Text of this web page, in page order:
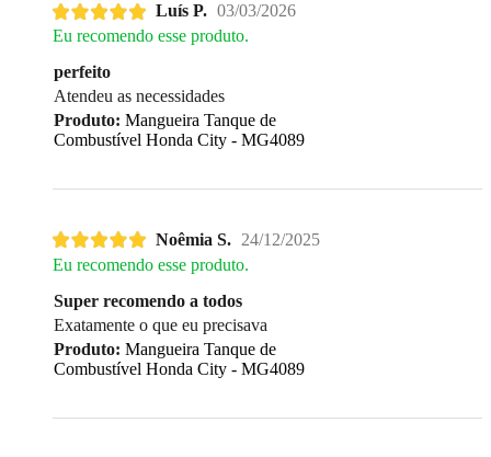
Luís P. 03/03/2026
Eu recomendo esse produto.
perfeito
Atendeu as necessidades
Produto: Mangueira Tanque de
Combustível Honda City - MG4089
Noêmia S. 24/12/2025
Eu recomendo esse produto.
Super recomendo a todos
Exatamente o que eu precisava
Produto: Mangueira Tanque de
Combustível Honda City - MG4089